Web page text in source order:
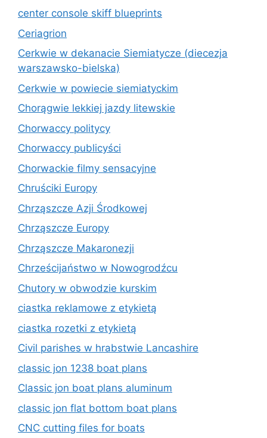
center console skiff blueprints
Ceriagrion
Cerkwie w dekanacie Siemiatycze (diecezja
warszawsko-bielska)
Cerkwie w powiecie siemiatyckim
Chorągwie lekkiej jazdy litewskie
Chorwaccy politycy
Chorwaccy publicyści
Chorwackie filmy sensacyjne
Chruściki Europy
Chrząszcze Azji Środkowej
Chrząszcze Europy
Chrząszcze Makaronezji
Chrześcijaństwo w Nowogrodźcu
Chutory w obwodzie kurskim
ciastka reklamowe z etykietą
ciastka rozetki z etykietą
Civil parishes w hrabstwie Lancashire
classic jon 1238 boat plans
Classic jon boat plans aluminum
classic jon flat bottom boat plans
CNC cutting files for boats